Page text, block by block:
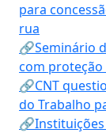
para
rua
🔗Seminário
com proteção
🔗CNT
do Trabalho